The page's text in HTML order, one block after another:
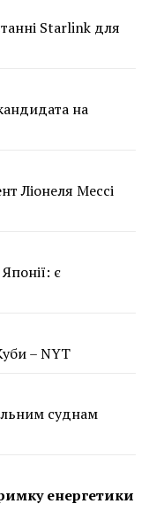
Starlink для
на
Ліонеля Мессі
є
– NYT
суднам
енергетики